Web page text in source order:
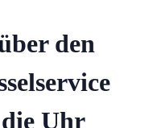
den
Uhr